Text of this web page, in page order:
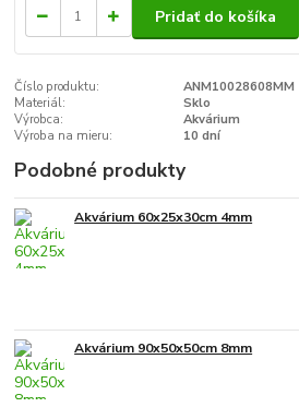
Pridať do košíka
Číslo produktu:
ANM10028608MM
Materiál:
Sklo
Výrobca:
Akvárium
Výroba na mieru:
10 dní
Podobné produkty
Akvárium 60x25x30cm 4mm
Akvárium 90x50x50cm 8mm